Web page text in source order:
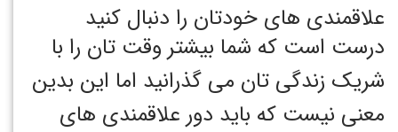
علاقمندی های خودتان را دنبال کنید
درست است که شما بیشتر وقت تان را با
شریک زندگی تان می گذرانید اما این بدین
معنی نیست که باید دور علاقمندی های